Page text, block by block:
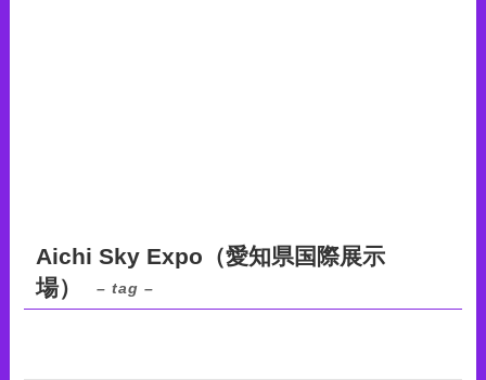
Aichi Sky Expo（愛知県国際展示
場）
– tag –